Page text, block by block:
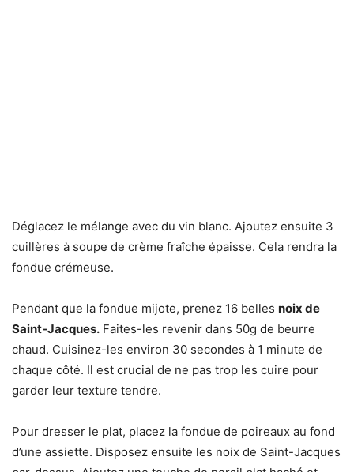
Déglacez le mélange avec du vin blanc. Ajoutez ensuite 3
cuillères à soupe de crème fraîche épaisse. Cela rendra la
fondue crémeuse.
Pendant que la fondue mijote, prenez 16 belles noix de
Saint-Jacques. Faites-les revenir dans 50g de beurre
chaud. Cuisinez-les environ 30 secondes à 1 minute de
chaque côté. Il est crucial de ne pas trop les cuire pour
garder leur texture tendre.
Pour dresser le plat, placez la fondue de poireaux au fond
d’une assiette. Disposez ensuite les noix de Saint-Jacques